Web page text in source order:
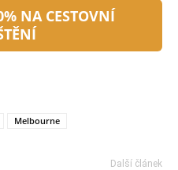
NA CESTOVNÍ
Melbourne
Další článek